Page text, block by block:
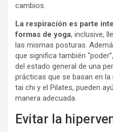
cambios.
La respiración es parte
formas de yoga, inclusive,
las mismas posturas.
que significa también
del estado general de una
prácticas que se basan en
tai chi y el Pilates, pueden
manera adecuada.
Evitar la